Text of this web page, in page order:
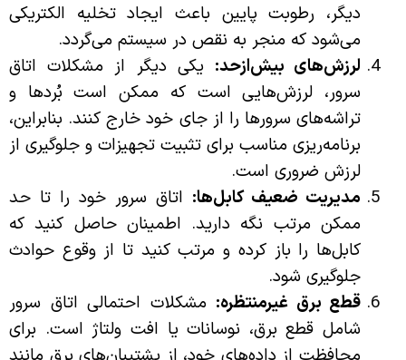
دیگر، رطوبت پایین باعث ایجاد تخلیه الکتریکی
می‌شود که منجر به نقص در سیستم می‌گردد.
لرزش‌های بیش‌ازحد: یکی دیگر از مشکلات اتاق
سرور، لرزش‌هایی است که ممکن است بُردها و
تراشه‌های سرورها را از جای خود خارج کنند. بنابراین،
برنامه‌ریزی مناسب برای تثبیت تجهیزات و جلوگیری از
لرزش ضروری است.
مدیریت ضعیف کابل‌ها: اتاق سرور خود را تا حد
ممکن مرتب نگه دارید. اطمینان حاصل کنید که
کابل‌ها را باز کرده و مرتب کنید تا از وقوع حوادث
جلوگیری شود.
قطع برق غیرمنتظره: مشکلات احتمالی اتاق سرور
شامل قطع برق، نوسانات یا افت ولتاژ است. برای